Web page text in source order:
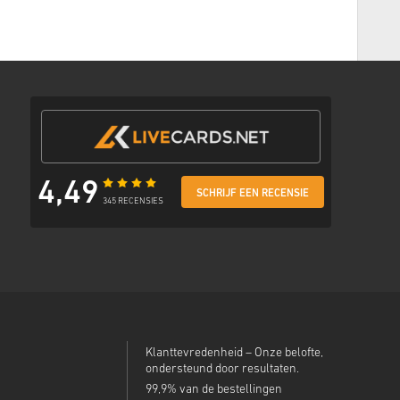
4,49 345 RECENSIES
SCHRIJF EEN RECENSIE
Klanttevredenheid – Onze belofte,
ondersteund door resultaten.
99,9% van de bestellingen